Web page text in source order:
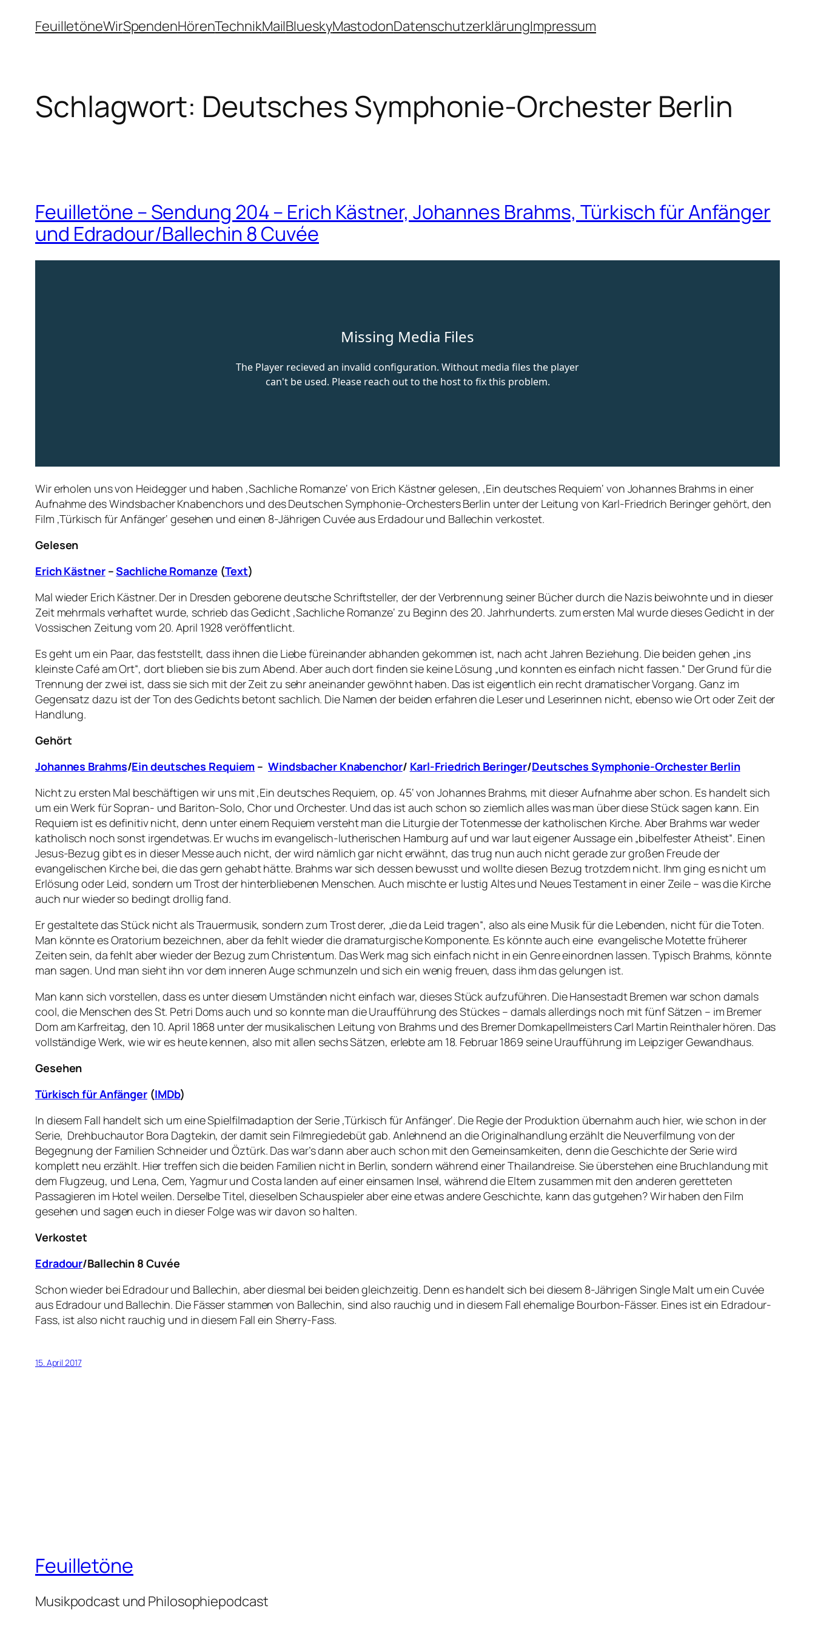
InhaltFeuilletöneWirSpendenHörenTechnikMailBlueskyMastodonDatenschutzerklärungImpressum
Schlagwort: Deutsches Symphonie-Orchester Berlin
Feuilletöne – Sendung 204 – Erich Kästner, Johannes Brahms, Türkisch für Anfänger
und Edradour/Ballechin 8 Cuvée
Wir erholen uns von Heidegger und haben ‚Sachliche Romanze‘ von Erich Kästner gelesen, ‚Ein deutsches Requiem‘ von Johannes Brahms in einer
Aufnahme des Windsbacher Knabenchors und des Deutschen Symphonie-Orchesters Berlin unter der Leitung von Karl-Friedrich Beringer gehört, den
Film ‚Türkisch für Anfänger‘ gesehen und einen 8-Jährigen Cuvée aus Erdadour und Ballechin verkostet.
Gelesen
Erich Kästner–Sachliche Romanze (Text)
Mal wieder Erich Kästner. Der in Dresden geborene deutsche Schriftsteller, der der Verbrennung seiner Bücher durch die Nazis beiwohnte und in dieser
Zeit mehrmals verhaftet wurde, schrieb das Gedicht ‚Sachliche Romanze‘ zu Beginn des 20. Jahrhunderts. zum ersten Mal wurde dieses Gedicht in der
Vossischen Zeitung vom 20. April 1928 veröffentlicht.
Es geht um ein Paar, das feststellt, dass ihnen die Liebe füreinander abhanden gekommen ist, nach acht Jahren Beziehung. Die beiden gehen „ins
kleinste Café am Ort“, dort blieben sie bis zum Abend. Aber auch dort finden sie keine Lösung „und konnten es einfach nicht fassen.“ Der Grund für die
Trennung der zwei ist, dass sie sich mit der Zeit zu sehr aneinander gewöhnt haben. Das ist eigentlich ein recht dramatischer Vorgang. Ganz im
Gegensatz dazu ist der Ton des Gedichts betont sachlich. Die Namen der beiden erfahren die Leser und Leserinnen nicht, ebenso wie Ort oder Zeit der
Handlung.
Gehört
Johannes Brahms/Ein deutsches Requiem – Windsbacher Knabenchor/ Karl-Friedrich Beringer/Deutsches Symphonie-Orchester Berlin
Nicht zu ersten Mal beschäftigen wir uns mit ‚Ein deutsches Requiem, op. 45‘ von Johannes Brahms, mit dieser Aufnahme aber schon. Es handelt sich
um ein Werk für Sopran- und Bariton-Solo, Chor und Orchester. Und das ist auch schon so ziemlich alles was man über diese Stück sagen kann. Ein
Requiem ist es definitiv nicht, denn unter einem Requiem versteht man die Liturgie der Totenmesse der katholischen Kirche. Aber Brahms war weder
katholisch noch sonst irgendetwas. Er wuchs im evangelisch-lutherischen Hamburg auf und war laut eigener Aussage ein „bibelfester Atheist“. Einen
Jesus-Bezug gibt es in dieser Messe auch nicht, der wird nämlich gar nicht erwähnt, das trug nun auch nicht gerade zur großen Freude der
evangelischen Kirche bei, die das gern gehabt hätte. Brahms war sich dessen bewusst und wollte diesen Bezug trotzdem nicht. Ihm ging es nicht um
Erlösung oder Leid, sondern um Trost der hinterbliebenen Menschen. Auch mischte er lustig Altes und Neues Testament in einer Zeile – was die Kirche
auch nur wieder so bedingt drollig fand.
Er gestaltete das Stück nicht als Trauermusik, sondern zum Trost derer, „die da Leid tragen“, also als eine Musik für die Lebenden, nicht für die Toten.
Man könnte es Oratorium bezeichnen, aber da fehlt wieder die dramaturgische Komponente. Es könnte auch eine evangelische Motette früherer
Zeiten sein, da fehlt aber wieder der Bezug zum Christentum. Das Werk mag sich einfach nicht in ein Genre einordnen lassen. Typisch Brahms, könnte
man sagen. Und man sieht ihn vor dem inneren Auge schmunzeln und sich ein wenig freuen, dass ihm das gelungen ist.
Man kann sich vorstellen, dass es unter diesem Umständen nicht einfach war, dieses Stück aufzuführen. Die Hansestadt Bremen war schon damals
cool, die Menschen des St. Petri Doms auch und so konnte man die Uraufführung des Stückes – damals allerdings noch mit fünf Sätzen – im Bremer
Dom am Karfreitag, den 10. April 1868 unter der musikalischen Leitung von Brahms und des Bremer Domkapellmeisters Carl Martin Reinthaler hören. Das
vollständige Werk, wie wir es heute kennen, also mit allen sechs Sätzen, erlebte am 18. Februar 1869 seine Uraufführung im Leipziger Gewandhaus.
Gesehen
Türkisch für Anfänger(IMDb)
In diesem Fall handelt sich um eine Spielfilmadaption der Serie ‚Türkisch für Anfänger‘. Die Regie der Produktion übernahm auch hier, wie schon in der
Serie, Drehbuchautor Bora Dagtekin, der damit sein Filmregiedebüt gab. Anlehnend an die Originalhandlung erzählt die Neuverfilmung von der
Begegnung der Familien Schneider und Öztürk. Das war’s dann aber auch schon mit den Gemeinsamkeiten, denn die Geschichte der Serie wird
komplett neu erzählt. Hier treffen sich die beiden Familien nicht in Berlin, sondern während einer Thailandreise. Sie überstehen eine Bruchlandung mit
dem Flugzeug, und Lena, Cem, Yagmur und Costa landen auf einer einsamen Insel, während die Eltern zusammen mit den anderen geretteten
Passagieren im Hotel weilen. Derselbe Titel, dieselben Schauspieler aber eine etwas andere Geschichte, kann das gutgehen? Wir haben den Film
gesehen und sagen euch in dieser Folge was wir davon so halten.
Verkostet
Edradour/Ballechin 8 Cuvée
Schon wieder bei Edradour und Ballechin, aber diesmal bei beiden gleichzeitig. Denn es handelt sich bei diesem 8-Jährigen Single Malt um ein Cuvée
aus Edradour und Ballechin. Die Fässer stammen von Ballechin, sind also rauchig und in diesem Fall ehemalige Bourbon-Fässer. Eines ist ein Edradour-
Fass, ist also nicht rauchig und in diesem Fall ein Sherry-Fass.
15. April 2017
Feuilletöne
Musikpodcast und Philosophiepodcast